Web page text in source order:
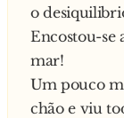
uma mulher
faz compras,
e unhas…
Ao que a
- Qué?
o
Encostou-se
mar!
Um pouco
chão e viu